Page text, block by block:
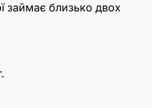
займає близько двох